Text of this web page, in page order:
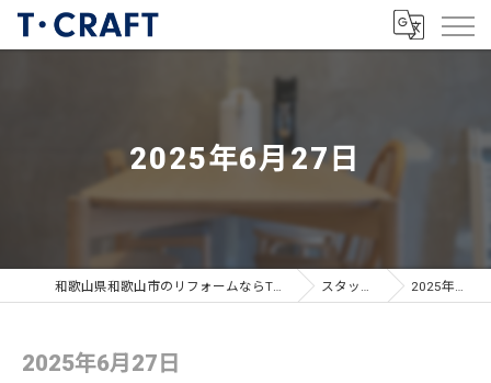
2025年6月27日
和歌山県和歌山市のリフォームならT・CRAFTヤマトシ株式会社 スタッフブログ 2025年6月27日
2025年6月27日